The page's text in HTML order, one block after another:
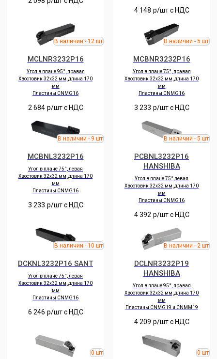
4 148 р/шт c НДС
MCLNR3232P16
Угол в плане 95°, правая
Хвостовик 32х32 мм, длина 170
мм
Пластины CNMG16
2 684 р/шт c НДС
MCBNR3232P16
Угол в плане 75°, правая
Хвостовик 32х32 мм, длина 170
мм
Пластины CNMG16
3 233 р/шт c НДС
MCBNL3232P16
Угол в плане 75°, левая
Хвостовик 32х32 мм, длина 170
мм
Пластины CNMG16
3 233 р/шт c НДС
PCBNL3232P16
HANSHIBA
Угол в плане 75°,левая
Хвостовик 32х32 мм, длина 170
мм
Пластины CNMG16
4 392 р/шт c НДС
DCKNL3232P16 SANT
Угол в плане 75°, левая
Хвостовик 32х32 мм, длина 170
мм
Пластины CNMG16
6 246 р/шт c НДС
DCLNR3232P19
HANSHIBA
Угол в плане 95°, правая
Хвостовик 32х32 мм, длина 170
мм
Пластины CNMG19 и CNMM19
4 209 р/шт c НДС